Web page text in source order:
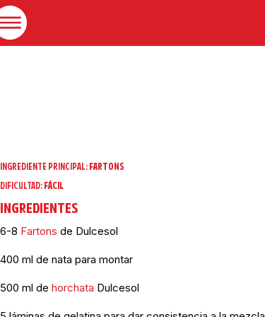
INGREDIENTE PRINCIPAL:FARTONS
DIFICULTAD:FÁCIL
INGREDIENTES
6-8 Fartons de Dulcesol
400 ml de nata para montar
500 ml de horchata Dulcesol